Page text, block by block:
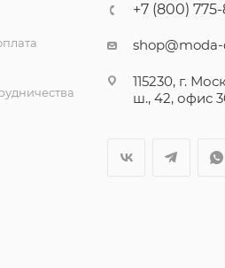
+7 (800)
115230, г.
ш., 42, офис